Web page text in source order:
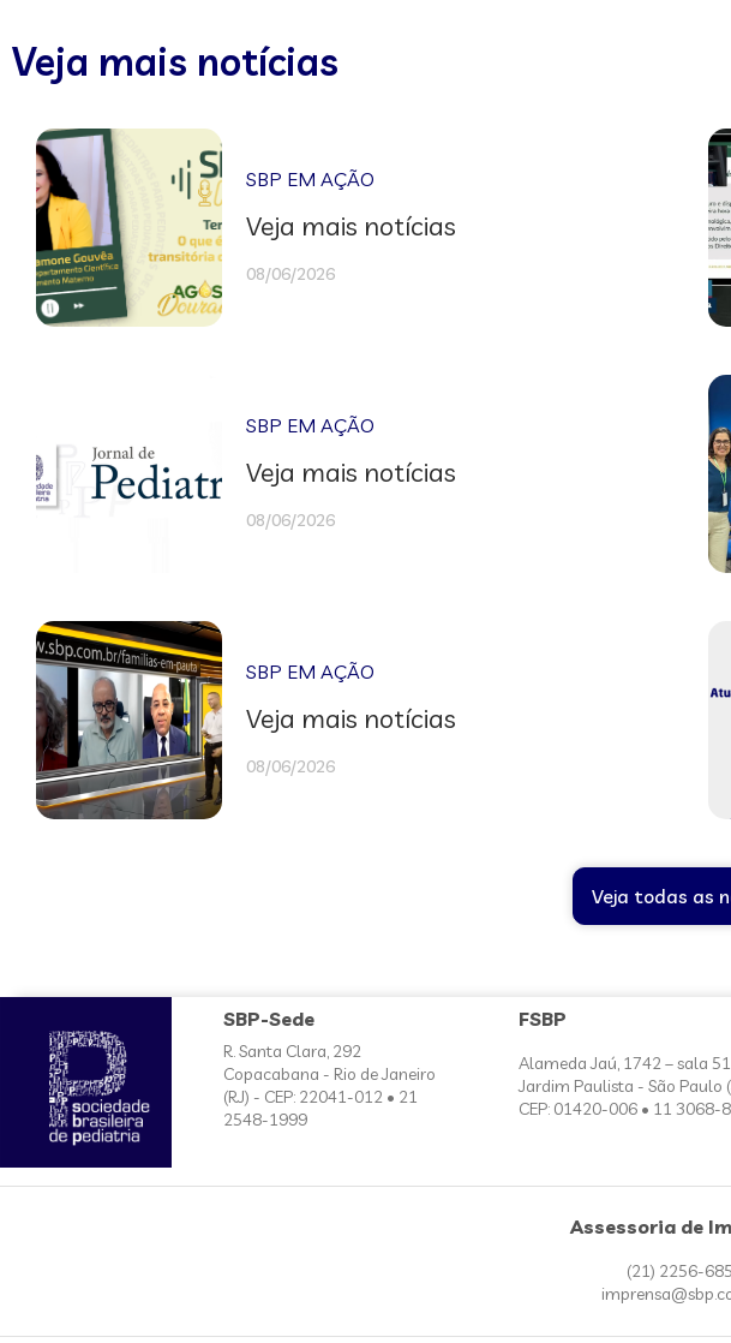
Veja mais notícias
SBP EM AÇÃO
Veja mais notícias
08/06/2026
SBP EM AÇÃO
Veja mais notícias
08/06/2026
SBP EM AÇÃO
Veja mais notícias
08/06/2026
Veja todas as
SBP-Sede
R. Santa Clara, 292
Copacabana - Rio de Janeiro
(RJ) - CEP: 22041-012 • 21
2548-1999
FSBP
Alameda Jaú, 1742 – sala
Jardim Paulista - São Paulo
CEP: 01420-006 • 11 3068-
Assessoria de
(21) 2256-